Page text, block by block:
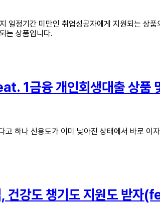
일정기간 미만인 취업성공자에게 지원되는 상
는 상품입니다.
1금융 개인회생대출 상품
하나 신용도가 이미 낮아진 상태에서 바로 이
강도 챙기도 지원도 받자